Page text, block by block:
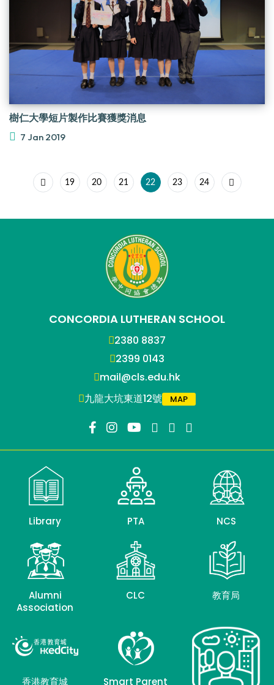
樹仁大學短片製作比賽獲獎消息
7 Jan 2019
19 20 21 22 23 24
CONCORDIA LUTHERAN SCHOOL
2380 8837
2399 0143
mail@cls.edu.hk
九龍大坑東道12號
MAP
Library PTA NCS
Alumni
Association
CLC 教育局
香港教育城 Smart Parent